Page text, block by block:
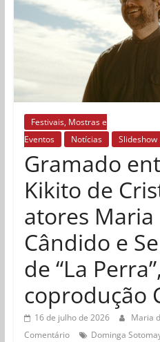
Festivais, Mostras e
Eventos
Notícias Slideshow
Gramado
Kikito de
atores
Cândido e
de “La Perra”,
coprodução
16 de julho de 2026 Maria
Comentário
Dominga